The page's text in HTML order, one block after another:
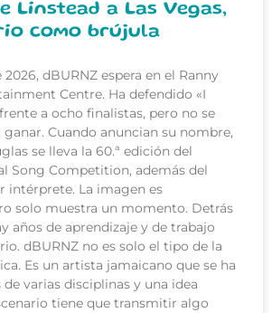
Linstead a Las Vegas,
como brújula
dBURNZ espera en el Ranny
Centre. Ha defendido «I
a ocho finalistas, pero no se
ganar. Cuando anuncian su nombre,
se lleva la 60.ª edición del
Song Competition, además del
intérprete. La imagen es
solo muestra un momento. Detrás
años de aprendizaje y de trabajo
dBURNZ no es solo el tipo de la
Es un artista jamaicano que se ha
varias disciplinas y una idea
tiene que transmitir algo